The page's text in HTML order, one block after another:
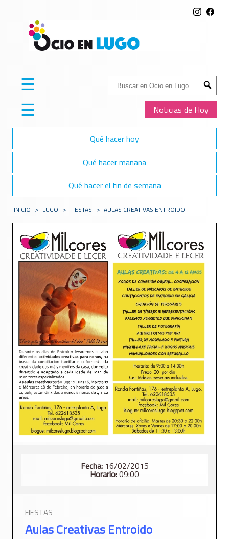
Buscar:
Submit
Noticias de Hoy
☰
☰
Qué hacer hoy
Qué hacer mañana
Qué hacer el fin de semana
INICIO > LUGO > FIESTAS > AULAS CREATIVAS ENTROIDO
Fecha:16/02/2015
Horario:09:00
FIESTAS
Aulas Creativas Entroido